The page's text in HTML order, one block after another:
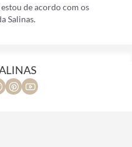
de acordo com os
Salinas.